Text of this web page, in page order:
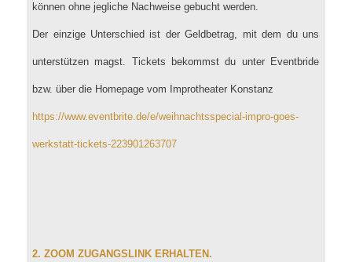
können ohne jegliche Nachweise gebucht werden.
Der einzige Unterschied ist der Geldbetrag, mit dem du uns
unterstützen magst. Tickets bekommst du unter Eventbride
bzw. über die Homepage vom Improtheater Konstanz
https://www.eventbrite.de/e/weihnachtsspecial-impro-goes-
werkstatt-tickets-223901263707
2. ZOOM ZUGANGSLINK ERHALTEN.